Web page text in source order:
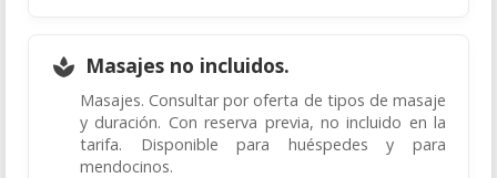
Masajes no incluidos.
Masajes. Consultar por oferta de tipos de masaje
y duración. Con reserva previa, no incluido en la
tarifa. Disponible para huéspedes y para
mendocinos.